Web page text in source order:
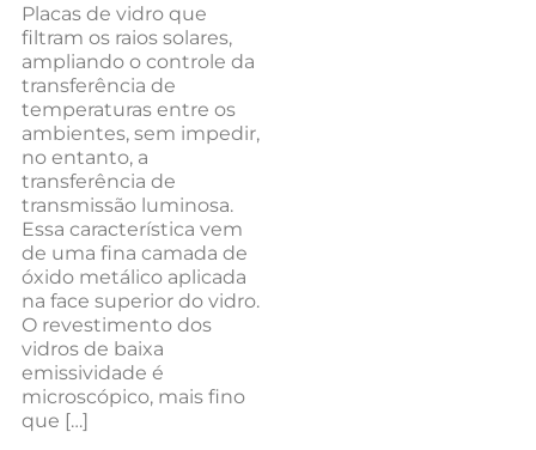
Placas de vidro que
filtram os raios solares,
ampliando o controle da
transferência de
temperaturas entre os
ambientes, sem impedir,
no entanto, a
transferência de
transmissão luminosa.
Essa característica vem
de uma fina camada de
óxido metálico aplicada
na face superior do vidro.
O revestimento dos
vidros de baixa
emissividade é
microscópico, mais fino
que […]